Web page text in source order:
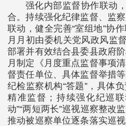
强化内部监督协作联动
合。持续强化纪律监督、监
联动，健全完善“室组地”协
月月初由委机关党风政风监
部署并有效结合县委县政府
月制定《月度重点监督事项
督责任单位、具体监督举措
纪检监察机构“答题”，具体
精准监督；持续强化纪巡
动”“两短两长”巡视巡察整改
推动被巡察单位逐条落实巡